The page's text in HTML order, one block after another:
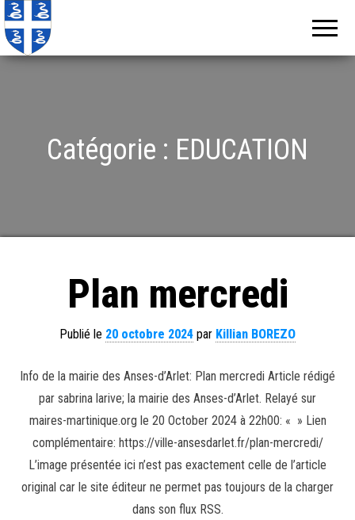
Catégorie : EDUCATION
Plan mercredi
Publié le 20 octobre 2024 par Killian BOREZO
Info de la mairie des Anses-d’Arlet: Plan mercredi Article rédigé
par sabrina larive; la mairie des Anses-d’Arlet. Relayé sur
maires-martinique.org le 20 October 2024 à 22h00: « » Lien
complémentaire: https://ville-ansesdarlet.fr/plan-mercredi/
L’image présentée ici n’est pas exactement celle de l’article
original car le site éditeur ne permet pas toujours de la charger
dans son flux RSS.